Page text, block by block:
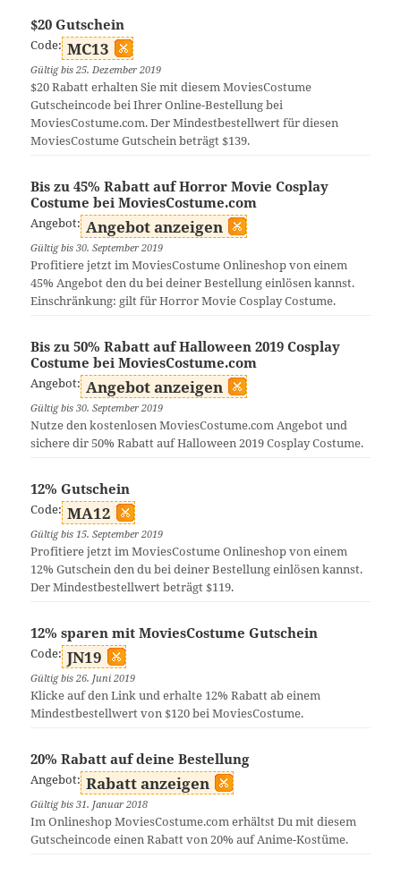
$20 Gutschein
Code: MC13
Gültig bis 25. Dezember 2019
$20 Rabatt erhalten Sie mit diesem MoviesCostume
Gutscheincode bei Ihrer Online-Bestellung bei
MoviesCostume.com. Der Mindestbestellwert für diesen
MoviesCostume Gutschein beträgt $139.
Bis zu 45% Rabatt auf Horror Movie Cosplay
Costume bei MoviesCostume.com
Angebot: Angebot anzeigen
Gültig bis 30. September 2019
Profitiere jetzt im MoviesCostume Onlineshop von einem
45% Angebot den du bei deiner Bestellung einlösen kannst.
Einschränkung: gilt für Horror Movie Cosplay Costume.
Bis zu 50% Rabatt auf Halloween 2019 Cosplay
Costume bei MoviesCostume.com
Angebot: Angebot anzeigen
Gültig bis 30. September 2019
Nutze den kostenlosen MoviesCostume.com Angebot und
sichere dir 50% Rabatt auf Halloween 2019 Cosplay Costume.
12% Gutschein
Code: MA12
Gültig bis 15. September 2019
Profitiere jetzt im MoviesCostume Onlineshop von einem
12% Gutschein den du bei deiner Bestellung einlösen kannst.
Der Mindestbestellwert beträgt $119.
12% sparen mit MoviesCostume Gutschein
Code: JN19
Gültig bis 26. Juni 2019
Klicke auf den Link und erhalte 12% Rabatt ab einem
Mindestbestellwert von $120 bei MoviesCostume.
20% Rabatt auf deine Bestellung
Angebot: Rabatt anzeigen
Gültig bis 31. Januar 2018
Im Onlineshop MoviesCostume.com erhältst Du mit diesem
Gutscheincode einen Rabatt von 20% auf Anime-Kostüme.